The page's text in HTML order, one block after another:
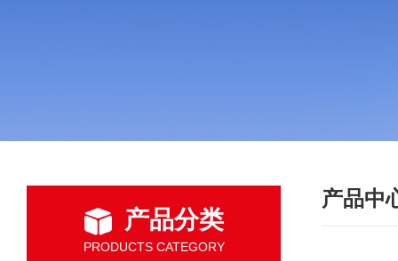
产品分类
PRODUCTS CATEGORY
产品中